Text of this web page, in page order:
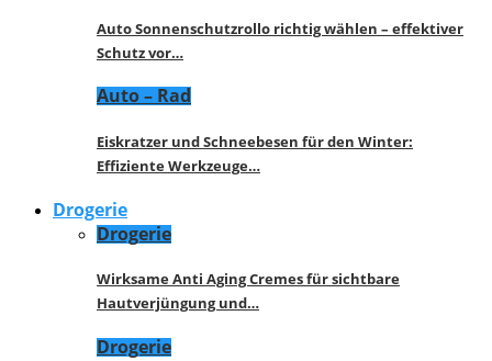
Auto Sonnenschutzrollo richtig wählen – effektiver
Schutz vor…
Auto – Rad
Eiskratzer und Schneebesen für den Winter:
Effiziente Werkzeuge…
Drogerie
Drogerie
Wirksame Anti Aging Cremes für sichtbare
Hautverjüngung und…
Drogerie